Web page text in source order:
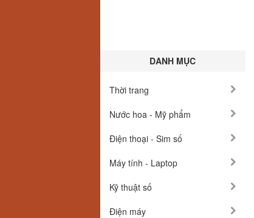
DANH MỤC
Thời trang
Nước hoa - Mỹ phẩm
Điện thoại - Sim số
Máy tính - Laptop
Kỹ thuật số
Điện máy